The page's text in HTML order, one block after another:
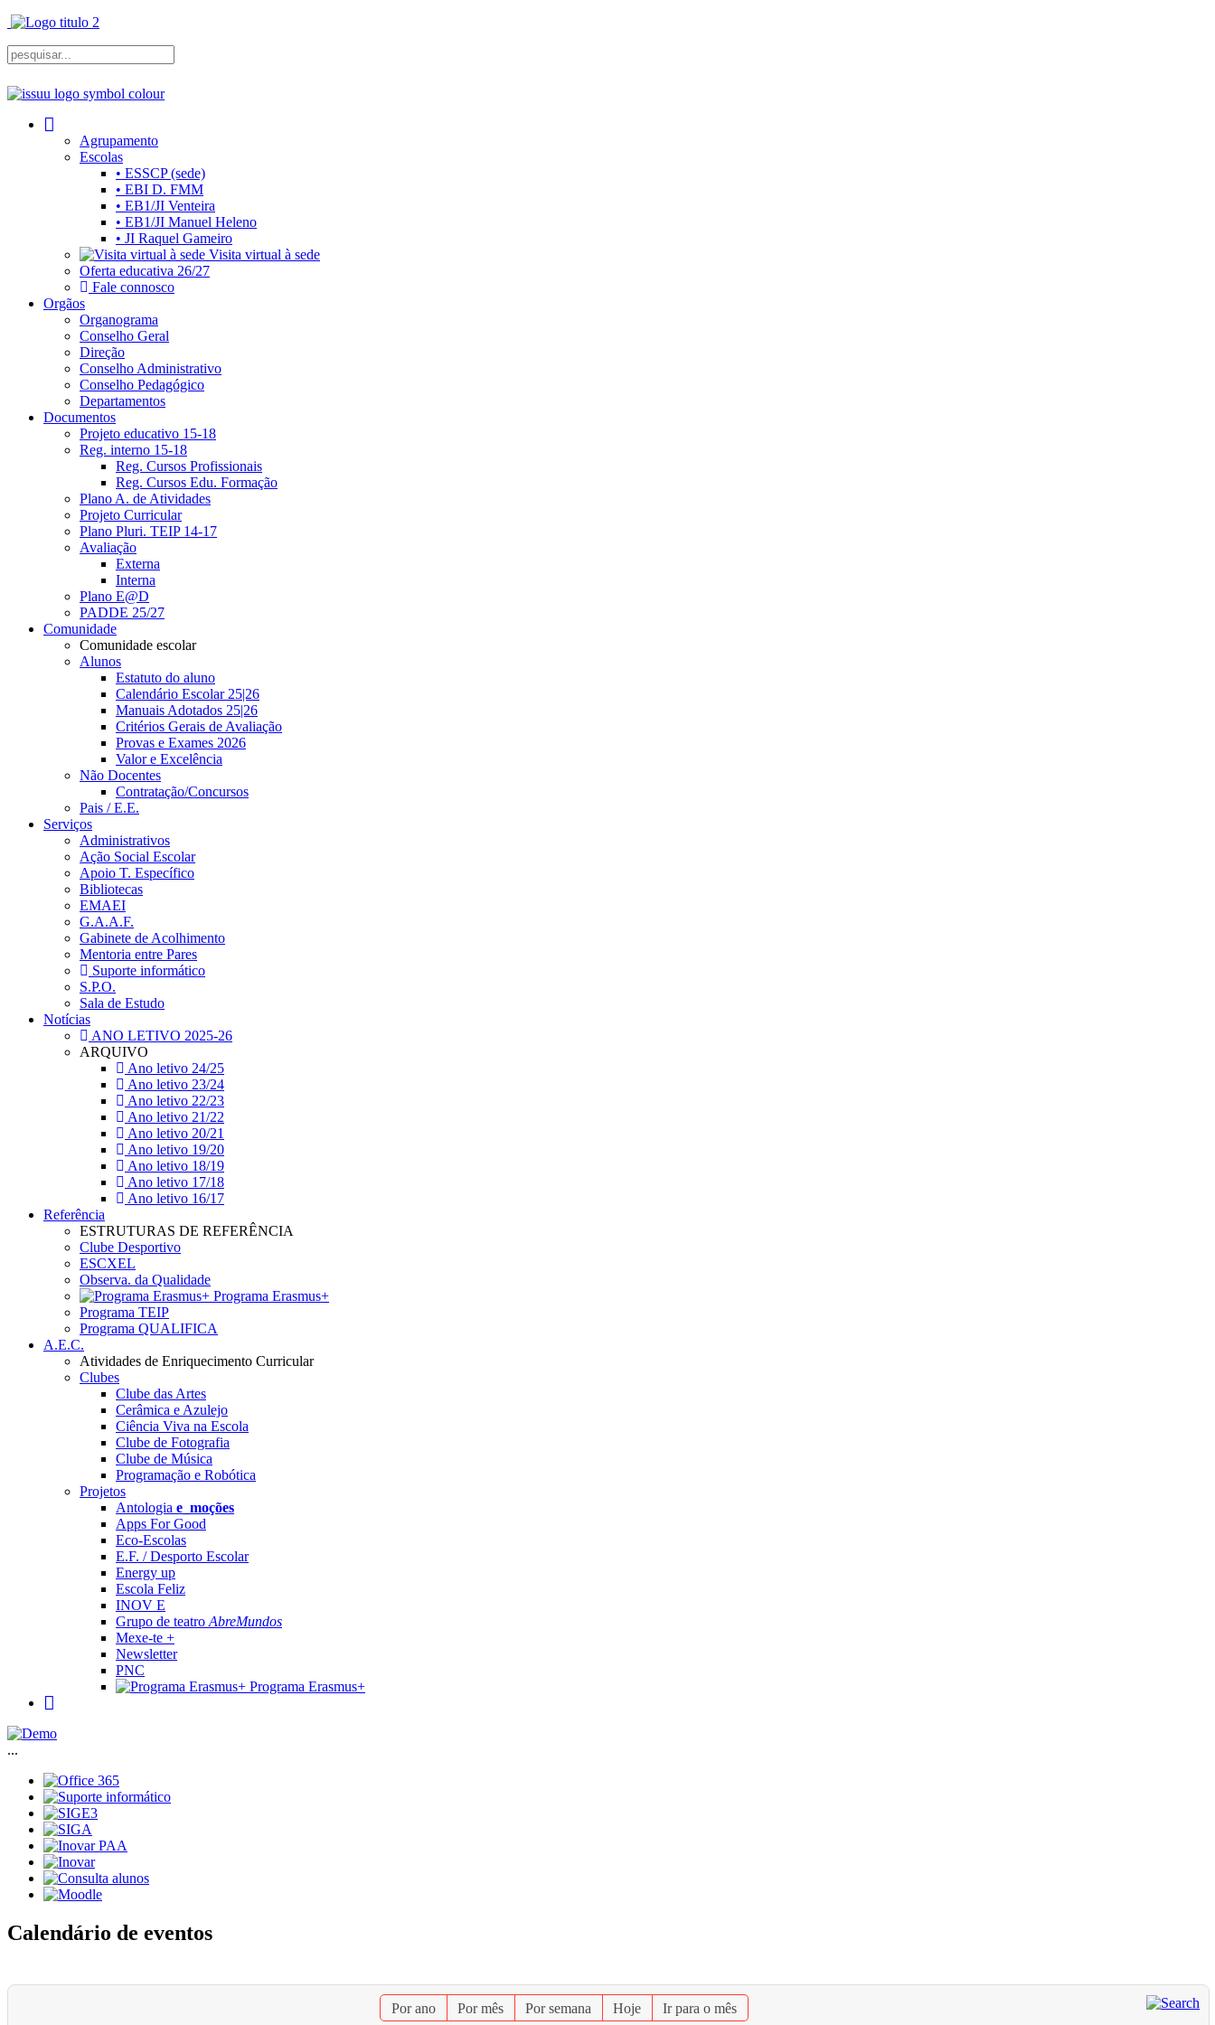
Agrupamento
Escolas
• ESSCP (sede)
• EBI D. FMM
• EB1/JI Venteira
• EB1/JI Manuel Heleno
• JI Raquel Gameiro
Visita virtual à sede
Oferta educativa 26/27
Fale connosco
Orgãos
Organograma
Conselho Geral
Direção
Conselho Administrativo
Conselho Pedagógico
Departamentos
Documentos
Projeto educativo 15-18
Reg. interno 15-18
Reg. Cursos Profissionais
Reg. Cursos Edu. Formação
Plano A. de Atividades
Projeto Curricular
Plano Pluri. TEIP 14-17
Avaliação
Externa
Interna
Plano E@D
PADDE 25/27
Comunidade
Comunidade escolar
Alunos
Estatuto do aluno
Calendário Escolar 25|26
Manuais Adotados 25|26
Critérios Gerais de Avaliação
Provas e Exames 2026
Valor e Excelência
Não Docentes
Contratação/Concursos
Pais / E.E.
Serviços
Administrativos
Ação Social Escolar
Apoio T. Específico
Bibliotecas
EMAEI
G.A.A.F.
Gabinete de Acolhimento
Mentoria entre Pares
Suporte informático
S.P.O.
Sala de Estudo
Notícias
ANO LETIVO 2025-26
ARQUIVO
Ano letivo 24/25
Ano letivo 23/24
Ano letivo 22/23
Ano letivo 21/22
Ano letivo 20/21
Ano letivo 19/20
Ano letivo 18/19
Ano letivo 17/18
Ano letivo 16/17
Referência
ESTRUTURAS DE REFERÊNCIA
Clube Desportivo
ESCXEL
Observa. da Qualidade
Programa Erasmus+
Programa TEIP
Programa QUALIFICA
A.E.C.
Atividades de Enriquecimento Curricular
Clubes
Clube das Artes
Cerâmica e Azulejo
Ciência Viva na Escola
Clube de Fotografia
Clube de Música
Programação e Robótica
Projetos
Antologia e_moções
Apps For Good
Eco-Escolas
E.F. / Desporto Escolar
Energy up
Escola Feliz
INOV E
Grupo de teatro AbreMundos
Mexe-te +
Newsletter
PNC
Programa Erasmus+
...
Calendário de eventos
Por ano Por mês Por semana Hoje Ir para o mês